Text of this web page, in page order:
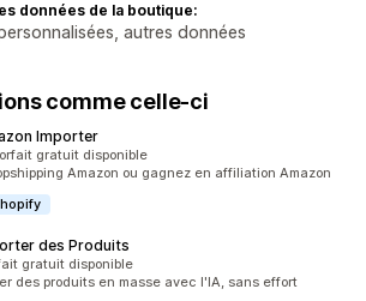
données de la boutique:
autres données
comme celle-ci
Importer
5
gratuit disponible
Amazon ou gagnez en affiliation Amazon
des Produits
5 gratuit disponible
des produits en masse avec l'IA, sans effort